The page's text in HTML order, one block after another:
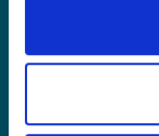
Kontakt
Einfache Sprache